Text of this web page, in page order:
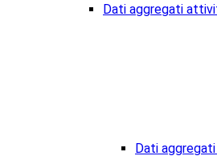
Dati aggregati
Dati